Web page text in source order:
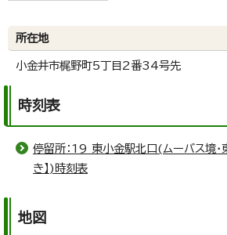
所在地
小金井市梶野町5丁目2番34号先
時刻表
停留所：19 東小金駅北口(ムーバス境・
き】)時刻表
地図